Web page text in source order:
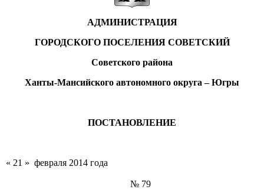
АДМИНИСТРАЦИЯ
ГОРОДСКОГО ПОСЕЛЕНИЯ СОВЕТСКИЙ
Советского района
Ханты-Мансийского автономного округа – Югры
ПОСТАНОВЛЕНИЕ
« 21 » февраля 2014 года
№ 79